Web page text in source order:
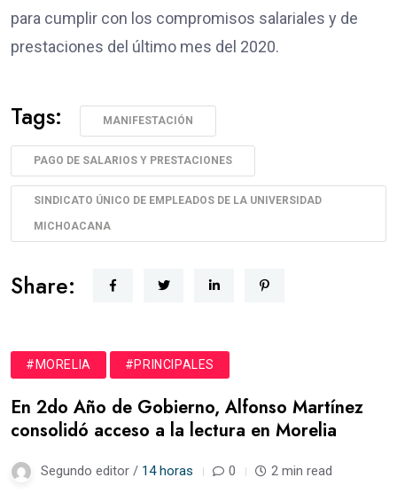
para cumplir con los compromisos salariales y de
prestaciones del último mes del 2020.
Tags: MANIFESTACIÓN
PAGO DE SALARIOS Y PRESTACIONES
SINDICATO ÚNICO DE EMPLEADOS DE LA UNIVERSIDAD
MICHOACANA
Share:
#MORELIA #PRINCIPALES
En 2do Año de Gobierno, Alfonso Martínez
consolidó acceso a la lectura en Morelia
Segundo editor / 14 horas 0 2 min read